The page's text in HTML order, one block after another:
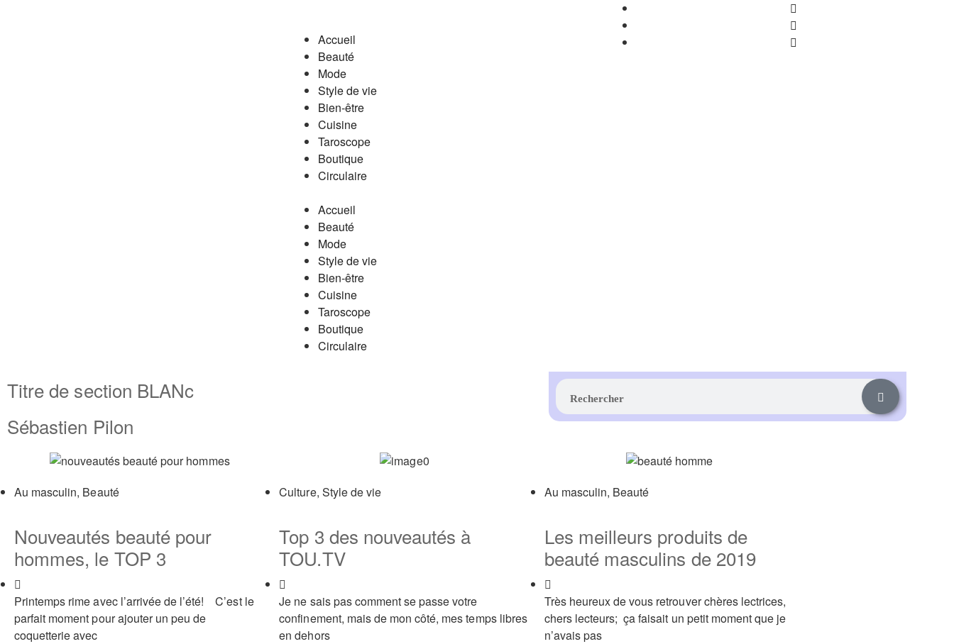
Accueil
Beauté
Mode
Style de vie
Bien-être
Cuisine
Taroscope
Boutique
Circulaire
Accueil
Beauté
Mode
Style de vie
Bien-être
Cuisine
Taroscope
Boutique
Circulaire
Titre de section BLANc
Sébastien Pilon
Au masculin, Beauté
Nouveautés beauté pour
hommes, le TOP 3
Printemps rime avec l’arrivée de l’été! C’est le
parfait moment pour ajouter un peu de
coquetterie avec
Culture, Style de vie
Top 3 des nouveautés à
TOU.TV
Je ne sais pas comment se passe votre
confinement, mais de mon côté, mes temps libres
en dehors
Au masculin, Beauté
Les meilleurs produits de
beauté masculins de 2019
Très heureux de vous retrouver chères lectrices,
chers lecteurs; ça faisait un petit moment que je
n’avais pas